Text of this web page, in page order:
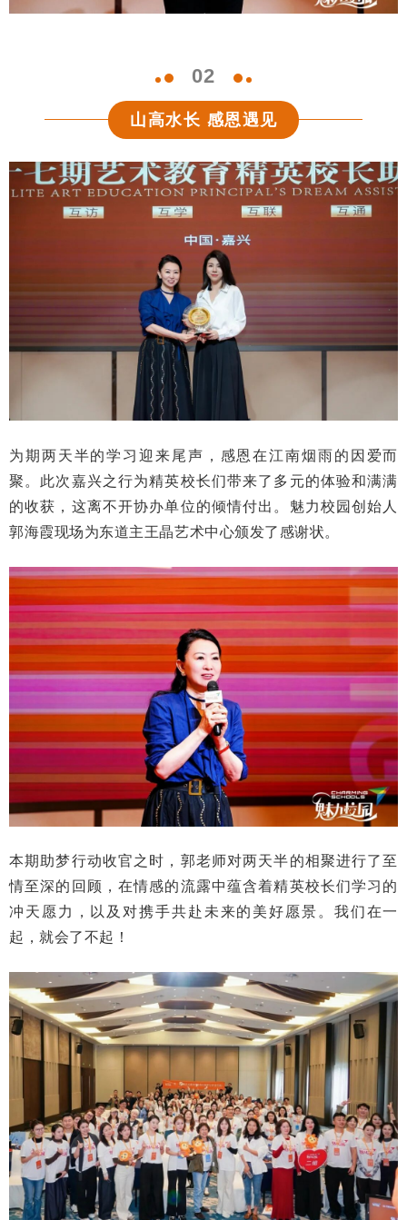
02
山高水长 感恩遇见
为期两天半的学习迎来尾声，感恩在江南烟雨的因爱而
聚。此次嘉兴之行为精英校长们带来了多元的体验和满满
的收获，这离不开协办单位的倾情付出。魅力校园创始人
郭海霞现场为东道主王晶艺术中心颁发了感谢状。
本期助梦行动收官之时，郭老师对两天半的相聚进行了至
情至深的回顾，在情感的流露中蕴含着精英校长们学习的
冲天愿力，以及对携手共赴未来的美好愿景 。我们在一
起，就会了不起！